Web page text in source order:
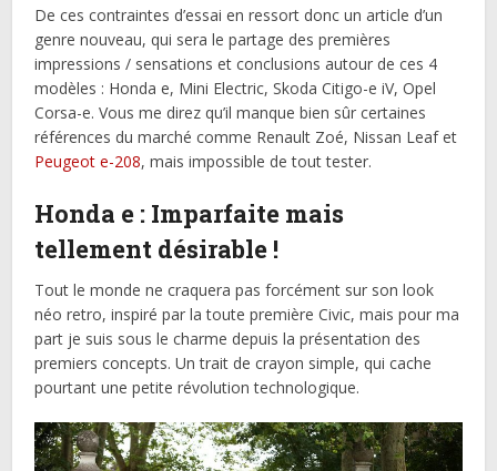
De ces contraintes d’essai en ressort donc un article d’un
genre nouveau, qui sera le partage des premières
impressions / sensations et conclusions autour de ces 4
modèles : Honda e, Mini Electric, Skoda Citigo-e iV, Opel
Corsa-e. Vous me direz qu’il manque bien sûr certaines
références du marché comme Renault Zoé, Nissan Leaf et
Peugeot e-208, mais impossible de tout tester.
Honda e : Imparfaite mais
tellement désirable !
Tout le monde ne craquera pas forcément sur son look
néo retro, inspiré par la toute première Civic, mais pour ma
part je suis sous le charme depuis la présentation des
premiers concepts. Un trait de crayon simple, qui cache
pourtant une petite révolution technologique.